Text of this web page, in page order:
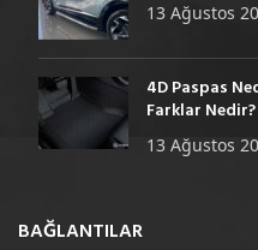
13 Ağustos
4D Paspas
Farklar Nedir?
13 Ağustos
BAĞLANTILAR